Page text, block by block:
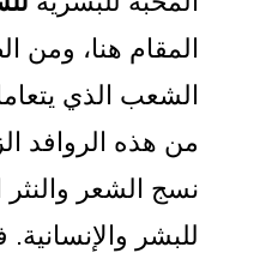
المقام هنا، ومن
الشعب الذي
من هذه الروافد
نسج الشعر
للبشر